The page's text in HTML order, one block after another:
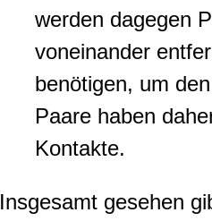
werden dagegen
voneinander
benötigen, um
Paare haben
Kontakte.
Insgesamt gesehen